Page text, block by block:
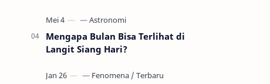
Mengapa Bulan Bisa Terlihat di
Langit Siang Hari?